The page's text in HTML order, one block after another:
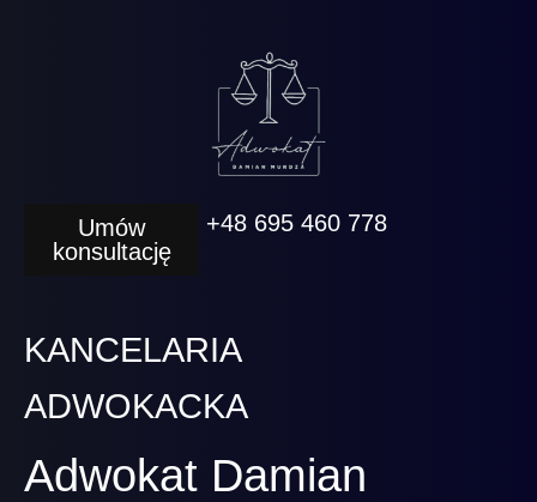
Umów
konsultację
+48 695 460 778
KANCELARIA
ADWOKACKA
Adwokat Damian